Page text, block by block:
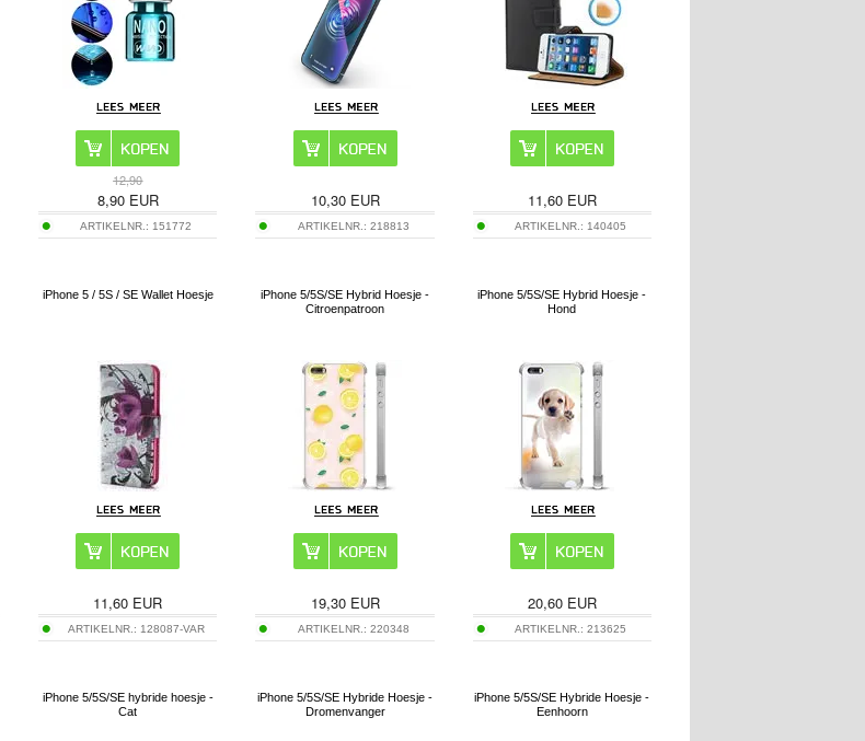
12,90
8,90EUR
ARTIKELNR.: 151772
10,30EUR
ARTIKELNR.: 218813
11,60EUR
ARTIKELNR.: 140405
iPhone 5 / 5S / SE Wallet Hoesje
11,60 EUR
ARTIKELNR.: 128087-VAR
iPhone 5/5S/SE Hybrid Hoesje -
Citroenpatroon
19,30EUR
ARTIKELNR.: 220348
iPhone 5/5S/SE Hybrid Hoesje -
Hond
20,60EUR
ARTIKELNR.: 213625
iPhone 5/5S/SE hybride hoesje -
Cat
iPhone 5/5S/SE Hybride Hoesje -
Dromenvanger
iPhone 5/5S/SE Hybride Hoesje -
Eenhoorn